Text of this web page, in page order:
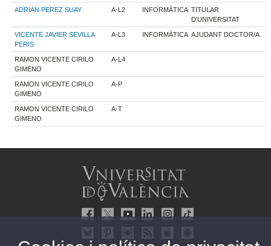
ADRIAN PEREZ SUAY A-L2 INFORMÀTICA TITULAR
D'UNIVERSITAT
VICENTE JAVIER SEVILLA
PERIS
A-L3 INFORMÀTICA AJUDANT DOCTOR/A
RAMON VICENTE CIRILO
GIMENO
A-L4
RAMON VICENTE CIRILO
GIMENO
A-P
RAMON VICENTE CIRILO
GIMENO
A-T